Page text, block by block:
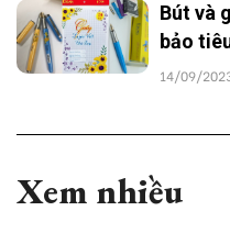
Bút và
bảo
14/09/
Xem nhiều